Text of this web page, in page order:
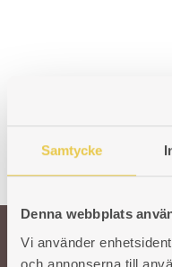
Samtycke
Denna webbplats
Vi använder
och annonserna till